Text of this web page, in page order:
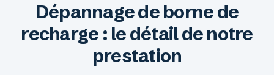
Dépannage de borne de
recharge : le détail de notre
prestation